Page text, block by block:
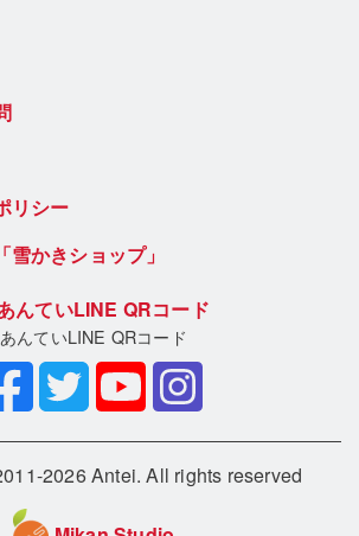
リシー
かきショップ」
あんていLINE QRコード
2026 Antei. All rights reserved